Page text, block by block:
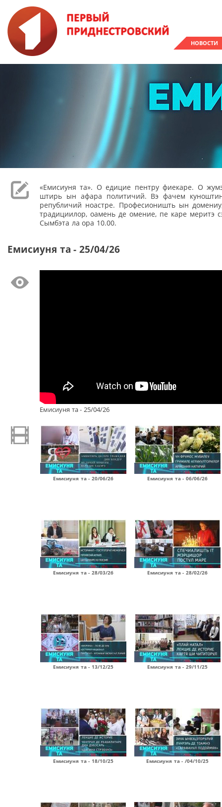
НОВОСТИ
«Емисиуня та». О едицие пентру фиекаре. О
штирь ын афара политичий. Вэ фачем
републичий ноастре. Професионишть ын
традициилор, оамень де омение, пе каре меритэ
Сымбэта ла ора 10.00.
Емисиуня та - 25/04/26
Емисиуня та - 25/04/26
Емисиуня та - 20/06/26 Емисиуня та - 06/06/26
Емисиуня та - 28/03/26 Емисиуня та - 28/02/26
Емисиуня та - 13/12/25 Емисиуня та - 29/11/25
Емисиуня та - 18/10/25 Емисиуня та - /04/10/25